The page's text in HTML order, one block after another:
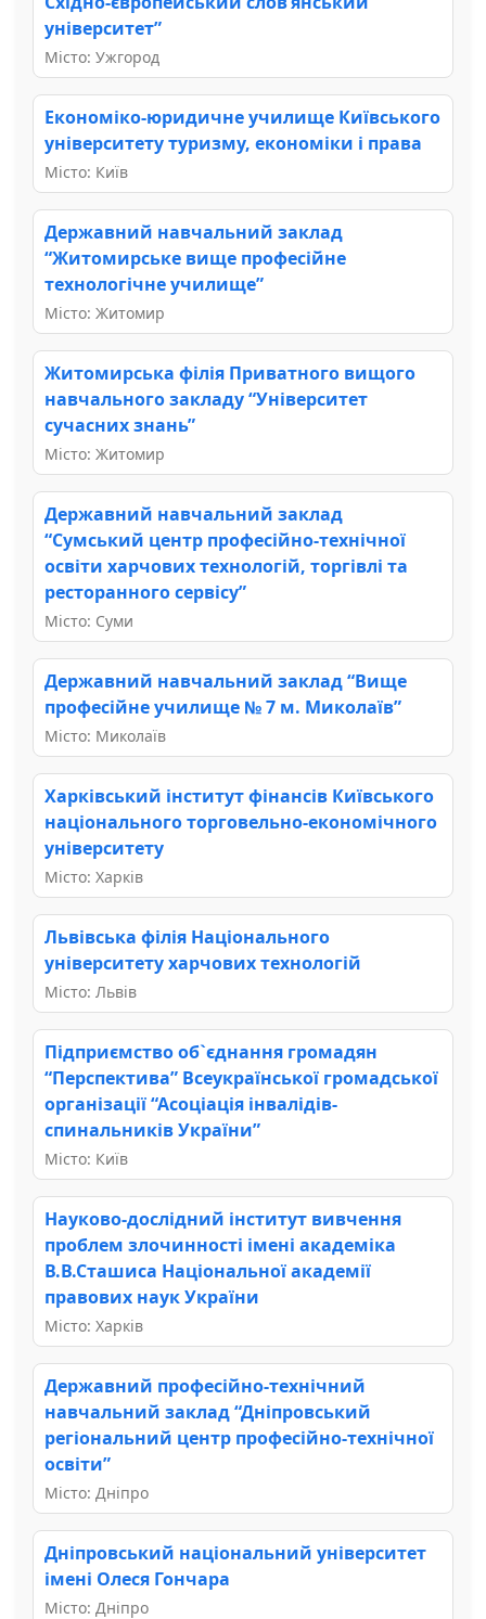
університет”
Місто: Ужгород
Економіко-юридичне училище Київського
університету туризму, економіки і права
Місто: Київ
Державний навчальний заклад
“Житомирське вище професійне
технологічне училище”
Місто: Житомир
Житомирська філія Приватного вищого
навчального закладу “Університет
сучасних знань”
Місто: Житомир
Державний навчальний заклад
“Сумський центр професійно-технічної
освіти харчових технологій, торгівлі та
ресторанного сервісу”
Місто: Суми
Державний навчальний заклад “Вище
професійне училище № 7 м. Миколаїв”
Місто: Миколаїв
Харківський інститут фінансів Київського
національного торговельно-економічного
університету
Місто: Харків
Львівська філія Національного
університету харчових технологій
Місто: Львів
Підприємство об`єднання громадян
“Перспектива” Всеукраїнської громадської
організації “Асоціація інвалідів-
спинальників України”
Місто: Київ
Науково-дослідний інститут вивчення
проблем злочинності імені академіка
В.В.Сташиса Національної академії
правових наук України
Місто: Харків
Державний професійно-технічний
навчальний заклад “Дніпровський
регіональний центр професійно-технічної
освіти”
Місто: Дніпро
Дніпровський національний університет
імені Олеся Гончара
Місто: Дніпро